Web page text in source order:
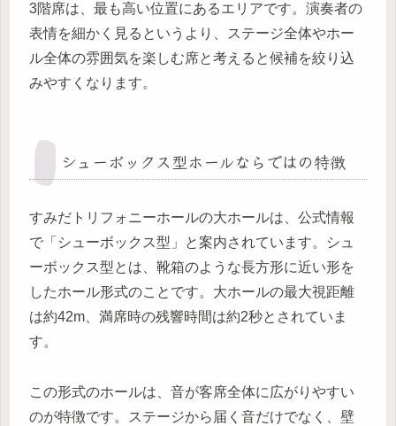
3階席は、最も高い位置にあるエリアです。演奏者の
表情を細かく見るというより、ステージ全体やホー
ル全体の雰囲気を楽しむ席と考えると候補を絞り込
みやすくなります。
シューボックス型ホールならではの特徴
すみだトリフォニーホールの大ホールは、公式情報
で「シューボックス型」と案内されています。シュ
ーボックス型とは、靴箱のような長方形に近い形を
したホール形式のことです。大ホールの最大視距離
は約42m、満席時の残響時間は約2秒とされていま
す。
この形式のホールは、音が客席全体に広がりやすい
のが特徴です。ステージから届く音だけでなく、壁